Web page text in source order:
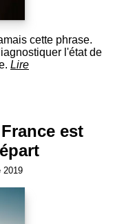
cette phrase.
l'état de
Lire
est
2019